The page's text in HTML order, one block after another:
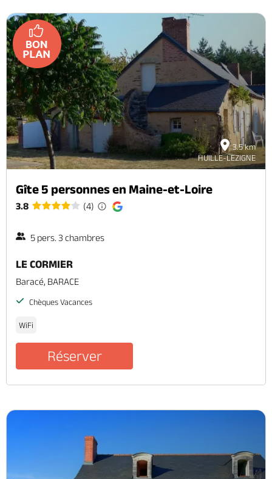
3.5 km
HUILLE-LEZIGNE
Gîte 5 personnes en Maine-et-Loire
3.8 (4)
5 pers. 3 chambres
LE CORMIER
Baracé, BARACE
Chèques Vacances
WiFi
Réserver